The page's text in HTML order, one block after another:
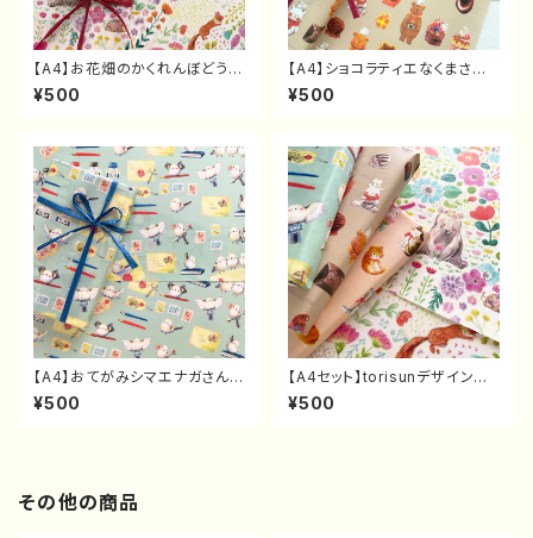
【A4】お花畑のかくれんぼどうぶ
つデザインペーパーセット（10
枚）
¥500
【A4】ショコラティエなくまさん
たちのデザインペーパー（10枚）
¥500
【A4】おてがみシマエナガさんの
デザインペーパー（10枚）
¥500
【A4セット】torisunデザインペ
ーパー（10枚）
¥500
その他の商品